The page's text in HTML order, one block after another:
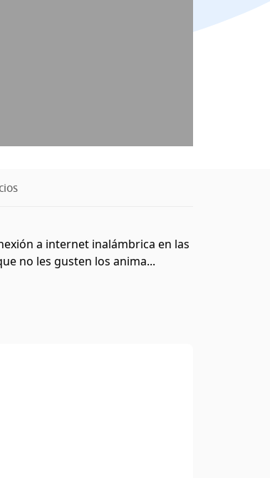
a internet inalámbrica en las
no les gusten los anima...